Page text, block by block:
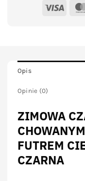
Visa
Opis
Opinie (0)
ZIMOWA
FUTREM
CZARNA